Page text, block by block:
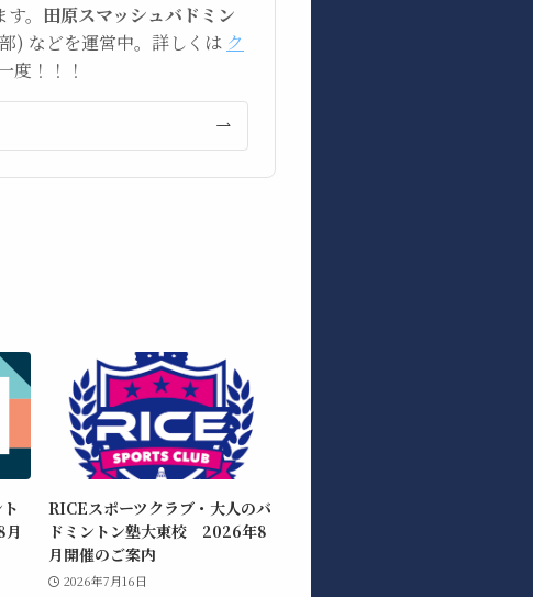
。 田原スマッシュバドミン
) などを運営中。詳しくは ク
度！！！
RICEスポーツクラブ・大人のバ
ドミントン塾大東校 2026年8
月開催のご案内
2026年7月16日